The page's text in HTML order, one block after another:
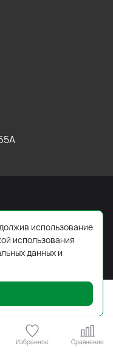
наReadyScript
Избранное Сравнение
использование
использования
данных и